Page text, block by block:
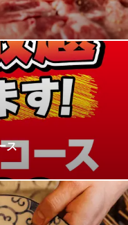
理などのサイドメニュ
べ放題コースは、驚き
「元氣カルビ」をはじ
ムを揃えた食べ放題コー
も！お楽しみください！
ス
んだメニューをお楽し
」やロースはもちろ